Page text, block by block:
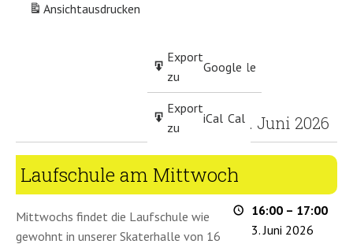
Ansichtausdrucken
Eintragen
in
Google
Abonnieren
in
iCal
Export
zu
Google
Export
zu
iCal 3. Juni 2026
Laufschule
am
Mittwoch
Laufschule am Mittwoch
16:00 – 17:00
3. Juni 2026
Mittwochs findet die Laufschule wie
gewohnt in unserer Skaterhalle von 16